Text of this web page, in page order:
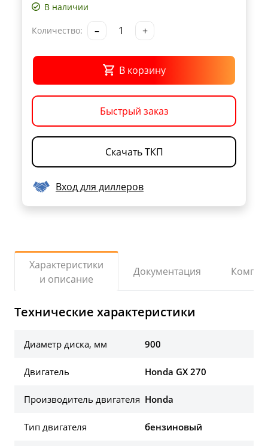
В наличии
Количество: – +
В корзину
Быстрый заказ
Скачать ТКП
Вход для диллеров
Характеристики
и описание
Документация
Технические характеристики
Диаметр диска, мм 900
Двигатель Honda GX 270
Производитель двигателя Honda
Тип двигателя бензиновый